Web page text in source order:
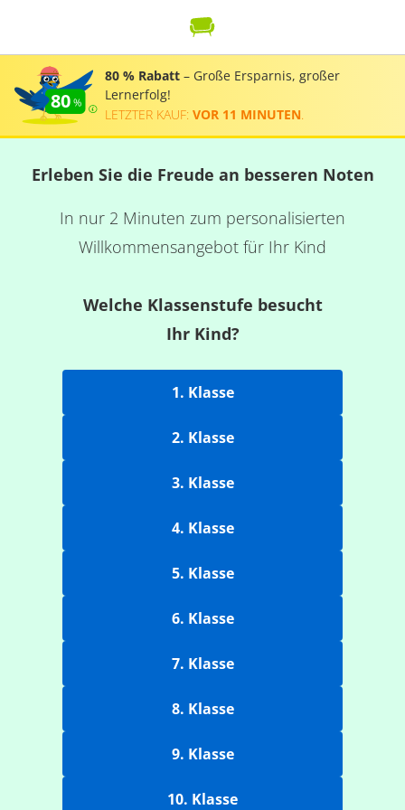
80
80 % Rabatt – Große Ersparnis, großer
Lernerfolg!
LETZTER KAUF: VOR 11 MINUTEN
Erleben Sie die Freude an besseren Noten
In nur 2 Minuten zum personalisierten
Willkommensangebot für Ihr Kind
Welche Klassenstufe besucht
Ihr Kind?
1. Klasse
2. Klasse
3. Klasse
4. Klasse
5. Klasse
6. Klasse
7. Klasse
8. Klasse
9. Klasse
10. Klasse